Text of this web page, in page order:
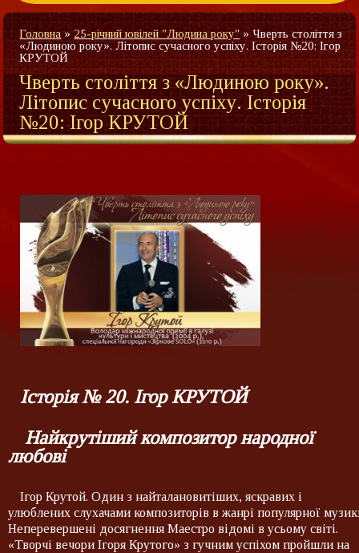
Головна»25-річний ювілей "Людина року" »Чверть століття з
«Людиною року». Літопис сучасного успіху. Історія №20: Ігор
КРУТОЙ
Чверть століття з «Людиною року».
Літопис сучасного успіху. Історія
№20: Ігор КРУТОЙ
Історія № 20. Ігор КРУТОЙ
Найкрутіший композитор народної
любові
Ігор Крутой. Один з найталановитіших, яскравих і
улюблених слухачами композиторів в жанрі популярної
Неперевершені досягнення Маестро відомі в усьому світі.
«Творчі вечори Ігоря Крутого» з гучним успіхом пройшли на